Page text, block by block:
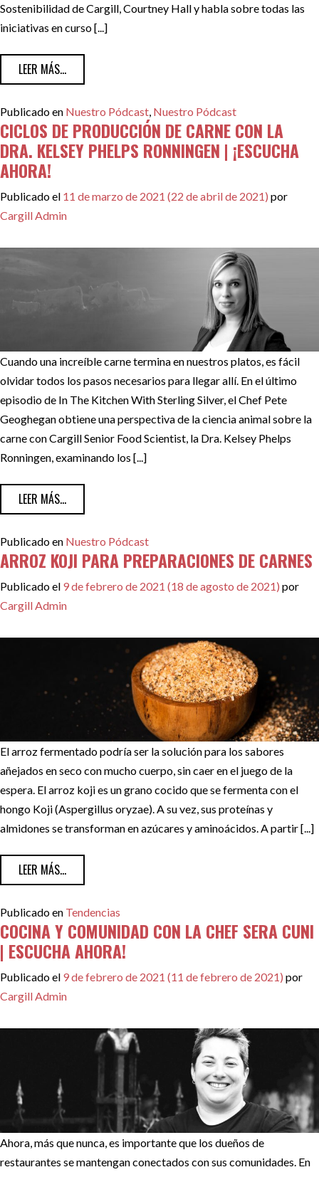
Sostenibilidad de Cargill, Courtney Hall y habla sobre todas las
iniciativas en curso [...]
LEER MÁS...FROM PRACTICAS SOSTENIBLES EN LA INDUSTRIA DE LA
Publicado en Nuestro Pódcast, Nuestro Pódcast
CICLOS DE PRODUCCIÓN DE CARNE CON LA
DRA. KELSEY PHELPS RONNINGEN | ¡ESCUCHA
AHORA!
Publicado el 11 de marzo de 2021 (22 de abril de 2021) por
Cargill Admin
Cuando una increíble carne termina en nuestros platos, es fácil
olvidar todos los pasos necesarios para llegar allí. En el último
episodio de In The Kitchen With Sterling Silver, el Chef Pete
Geoghegan obtiene una perspectiva de la ciencia animal sobre la
carne con Cargill Senior Food Scientist, la Dra. Kelsey Phelps
Ronningen, examinando los [...]
LEER MÁS...FROM CICLOS DE PRODUCCIÓN DE CARNE CON LA DRA.
Publicado en Nuestro Pódcast
ARROZ KOJI PARA PREPARACIONES DE CARNES
Publicado el 9 de febrero de 2021 (18 de agosto de 2021) por
Cargill Admin
El arroz fermentado podría ser la solución para los sabores
añejados en seco con mucho cuerpo, sin caer en el juego de la
espera. El arroz koji es un grano cocido que se fermenta con el
hongo Koji (Aspergillus oryzae). A su vez, sus proteínas y
almidones se transforman en azúcares y aminoácidos. A partir [...]
LEER MÁS...FROM ARROZ KOJI PARA PREPARACIONES DE CARNES
Publicado en Tendencias
COCINA Y COMUNIDAD CON LA CHEF SERA CUNI
| ESCUCHA AHORA!
Publicado el 9 de febrero de 2021 (11 de febrero de 2021) por
Cargill Admin
Ahora, más que nunca, es importante que los dueños de
restaurantes se mantengan conectados con sus comunidades. En